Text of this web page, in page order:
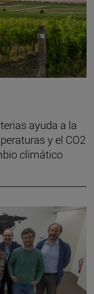
ayuda a la
y el CO2
climático